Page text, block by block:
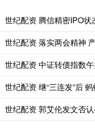
世纪配资 腾信精密IPO状
世纪配资 中证转债指数